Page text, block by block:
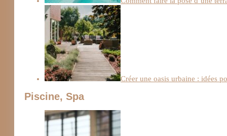
Créer une oasis urbaine : idées
Piscine, Spa